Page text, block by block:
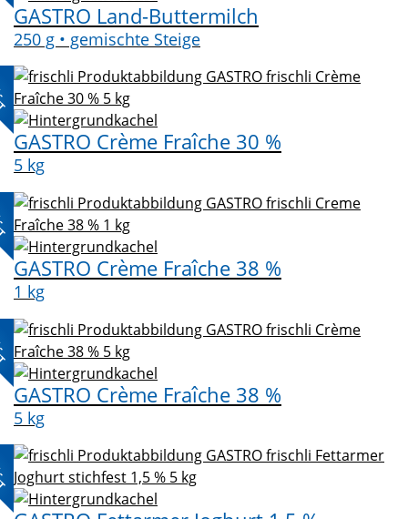
GASTRO Land-Buttermilch
250 g • gemischte Steige
GASTRO Crème Fraîche 30 %
5 kg
GASTRO Crème Fraîche 38 %
1 kg
GASTRO Crème Fraîche 38 %
5 kg